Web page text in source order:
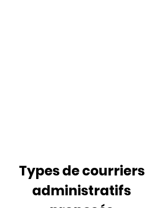
Types de courriers
administratifs